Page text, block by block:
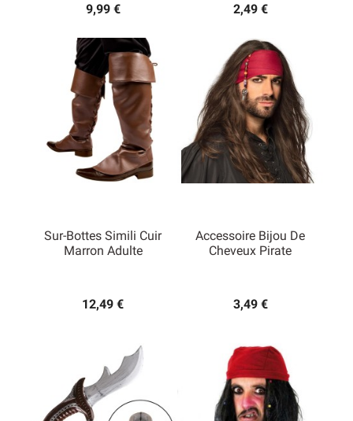
9,99 € 2,49 €
Sur-Bottes Simili Cuir
Marron Adulte
12,49 €
Accessoire Bijou De
Cheveux Pirate
3,49 €